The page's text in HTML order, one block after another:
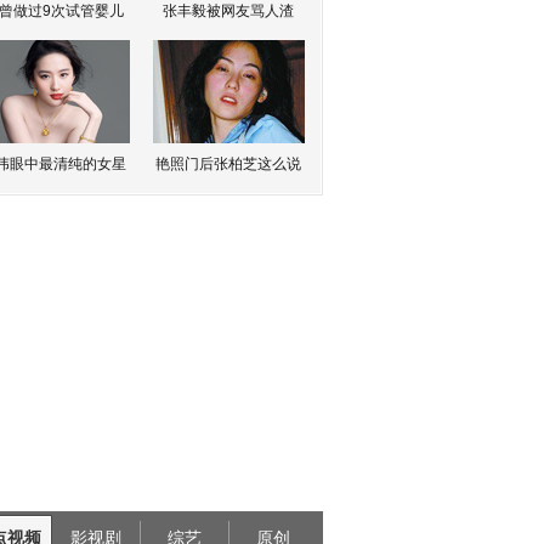
做过9次试管婴儿 张丰毅被网友骂人渣
眼中最清纯的女星 艳照门后张柏芝这么说
视频 影视剧 综艺 原创